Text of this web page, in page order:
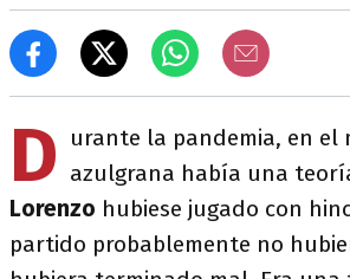
D
urante la pandemia, en el
azulgrana había una
Lorenzo hubiese jugado con
partido probablemente no